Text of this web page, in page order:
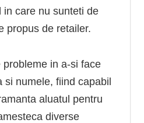
in care nu sunteti de
propus de retailer.
in a-si face
si numele, fiind capabil
aluatul pentru
diverse